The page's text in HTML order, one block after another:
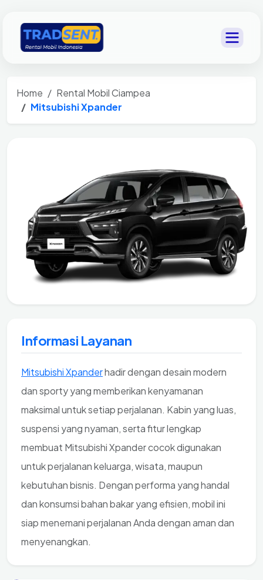
Home
Rental Mobil Ciampea
Mitsubishi Xpander
Informasi Layanan
Mitsubishi Xpanderhadir dengan desain modern
dan sporty yang memberikan kenyamanan
maksimal untuk setiap perjalanan. Kabin yang luas,
suspensi yang nyaman, serta fitur lengkap
membuat Mitsubishi Xpander cocok digunakan
untuk perjalanan keluarga, wisata, maupun
kebutuhan bisnis. Dengan performa yang handal
dan konsumsi bahan bakar yang efisien, mobil ini
siap menemani perjalanan Anda dengan aman dan
menyenangkan.